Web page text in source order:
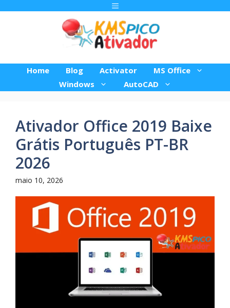
Menu
Home Blog Activator
MS Office
Windows
AutoCAD
Ativador Office 2019 Baixe
Grátis Português PT-BR
2026
maio 10, 2026